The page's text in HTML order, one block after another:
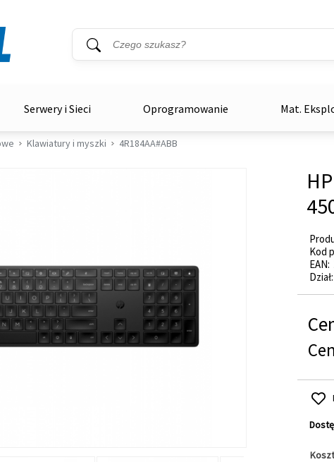
Wyszukiwarka
Słowo kluczowe
Serwery i Sieci Oprogramowanie Mat.
Klawiatury i myszki 4R184AA#ABB
Kod
EAN
Dział